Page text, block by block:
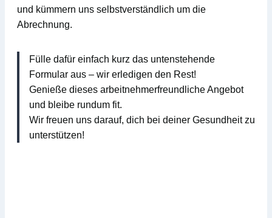
und kümmern uns selbstverständlich um die
Abrechnung.
Fülle dafür einfach kurz das untenstehende
Formular aus – wir erledigen den Rest!
Genieße dieses arbeitnehmerfreundliche Angebot
und bleibe rundum fit.
Wir freuen uns darauf, dich bei deiner Gesundheit zu
unterstützen!